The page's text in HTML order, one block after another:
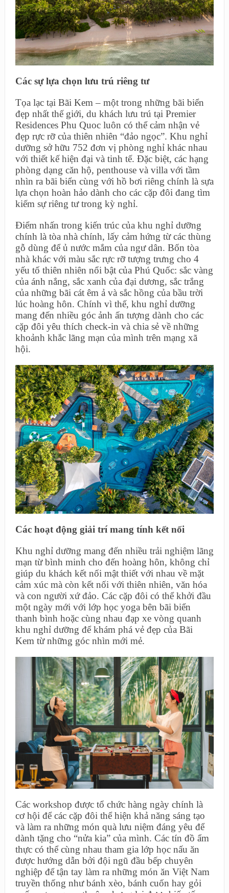
Các sự lựa chọn lưu trú riêng tư
Tọa lạc tại Bãi Kem – một trong những bãi biển
đẹp nhất thế giới, du khách lưu trú tại Premier
Residences Phu Quoc luôn có thể cảm nhận vẻ
đẹp rực rỡ của thiên nhiên “đảo ngọc”. Khu nghỉ
dưỡng sở hữu 752 đơn vị phòng nghỉ khác nhau
với thiết kế hiện đại và tinh tế. Đặc biệt, các hạng
phòng dạng căn hộ, penthouse và villa với tầm
nhìn ra bãi biển cùng với hồ bơi riêng chính là sựa
lựa chọn hoàn hảo dành cho các cặp đôi đang tìm
kiếm sự riêng tư trong kỳ nghỉ.
Điểm nhấn trong kiến trúc của khu nghỉ dưỡng
chính là tòa nhà chính, lấy cảm hứng từ các thùng
gỗ dùng để ủ nước mắm của ngư dân. Bốn tòa
nhà khác với màu sắc rực rỡ tượng trưng cho 4
yếu tố thiên nhiên nổi bật của Phú Quốc: sắc vàng
của ánh nắng, sắc xanh của đại dương, sắc trắng
của những bãi cát êm ả và sắc hồng của bầu trời
lúc hoàng hôn. Chính vì thế, khu nghỉ dưỡng
mang đến nhiều góc ảnh ấn tượng dành cho các
cặp đôi yêu thích check-in và chia sẻ về những
khoảnh khắc lãng mạn của mình trên mạng xã
hội.
Các hoạt động giải trí mang tính kết nối
Khu nghỉ dưỡng mang đến nhiều trải nghiệm lãng
mạn từ bình minh cho đến hoàng hôn, không chỉ
giúp du khách kết nối mật thiết với nhau về mặt
cảm xúc mà còn kết nối với thiên nhiên, văn hóa
và con người xứ đảo. Các cặp đôi có thể khởi đầu
một ngày mới với lớp học yoga bên bãi biển
thanh bình hoặc cùng nhau đạp xe vòng quanh
khu nghỉ dưỡng để khám phá vẻ đẹp của Bãi
Kem từ những góc nhìn mới mẻ.
Các workshop được tổ chức hàng ngày chính là
cơ hội để các cặp đôi thể hiện khả năng sáng tạo
và làm ra những món quà lưu niệm đáng yêu để
dành tặng cho “nửa kia” của mình. Các tín đồ ẩm
thực có thể cùng nhau tham gia lớp học nấu ăn
được hướng dẫn bởi đội ngũ đầu bếp chuyên
nghiệp để tận tay làm ra những món ăn Việt Nam
truyền thống như bánh xèo, bánh cuốn hay gỏi